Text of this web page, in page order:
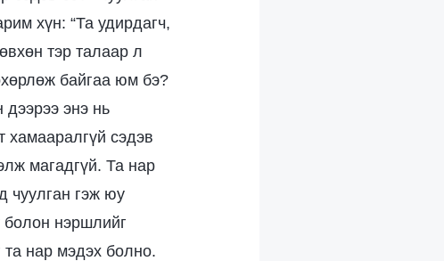
хүн: “Та удирдагч,
тэр талаар л
байгаа юм бэ?
дээрээ энэ нь
хамааралгүй сэдэв
магадгүй. Та нар
чуулган гэж юу
болон нэршлийг
та нар мэдэх болно.